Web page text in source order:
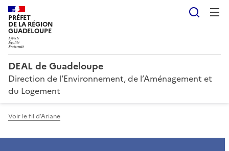
PRÉFET
DE LA RÉGION
GUADELOUPE
DEAL de Guadeloupe
Direction de l’Environnement, de l’Aménagement et
du Logement
Voir le fil d'Ariane